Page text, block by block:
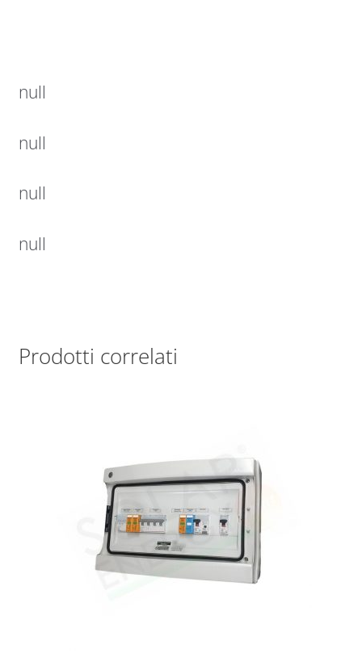
null
null
null
null
Prodotti correlati